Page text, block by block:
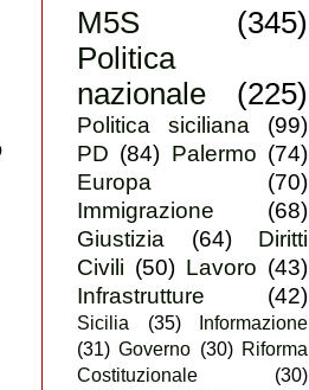
M5S
(345)
Politica
nazionale
(225)
Politica siciliana
(99)
PD (84) Palermo (74)
Europa
(70)
Immigrazione
(68)
Giustizia
(64)
Diritti
Civili (50) Lavoro (43)
Infrastrutture
(42)
Sicilia (35)
Informazione
(31) Governo (30) Riforma
Costituzionale
(30)